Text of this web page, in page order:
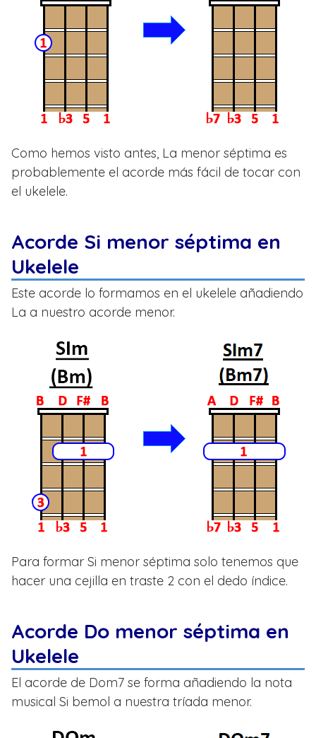
Como hemos visto antes, La menor séptima es
probablemente el acorde más fácil de tocar con
el ukelele.
Acorde Si menor séptima en
Ukelele
Este acorde lo formamos en el ukelele añadiendo
La a nuestro acorde menor.
Para formar Si menor séptima solo tenemos que
hacer una cejilla en traste 2 con el dedo índice.
Acorde Do menor séptima en
Ukelele
El acorde de Dom7 se forma añadiendo la nota
musical Si bemol a nuestra tríada menor.